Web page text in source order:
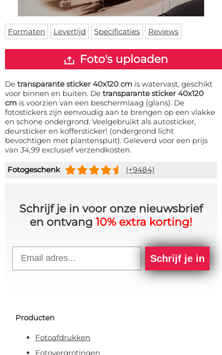
Vloermat
Skateboard deck
Levertijden
Inloggen
WhatsApp
Formaten Levertijd Specificaties Reviews
Foto's uploaden
De transparante sticker 40x120 cm is watervast, geschikt
voor binnen en buiten. De transparante sticker 40x120
cm is voorzien van een beschermlaag (glans). De
fotostickers zijn eenvoudig aan te brengen op een vlakke
en schone ondergrond. Veelgebruikt als autosticker,
deursticker en koffersticker! (ondergrond licht
bevochtigen met plantenspuit). Geleverd voor een prijs
van34,99 exclusief verzendkosten.
Fotogeschenk (+9484)
Schrijf je in voor onze nieuwsbrief
en ontvang 10% extra korting!
Schrijf je in
Producten
Fotoafdrukken
Fotovergrotingen